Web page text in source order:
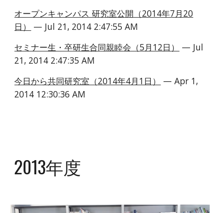
オープンキャンパス 研究室公開（2014年7月20
日）
— Jul 21, 2014 2:47:55 AM
セミナー生・卒研生合同親睦会（5月12日）
— Jul
21, 2014 2:47:35 AM
今日から共同研究室（2014年4月1日）
— Apr 1,
2014 12:30:36 AM
2013年度